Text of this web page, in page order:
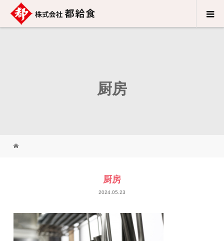
厨房
厨房
2024.05.23